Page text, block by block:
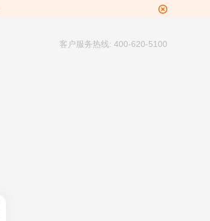
客户服务热线: 400-620-5100